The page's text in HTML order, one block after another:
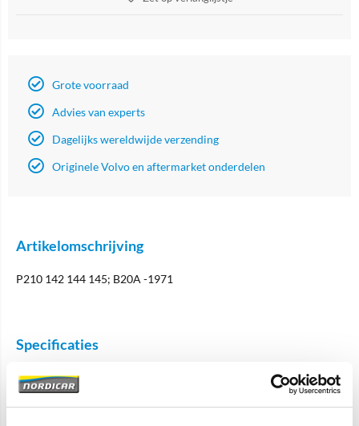
Grote voorraad
Advies van experts
Dagelijks wereldwijde verzending
Originele Volvo en aftermarket onderdelen
Artikelomschrijving
P210 142 144 145; B20A -1971
Specificaties
Merk